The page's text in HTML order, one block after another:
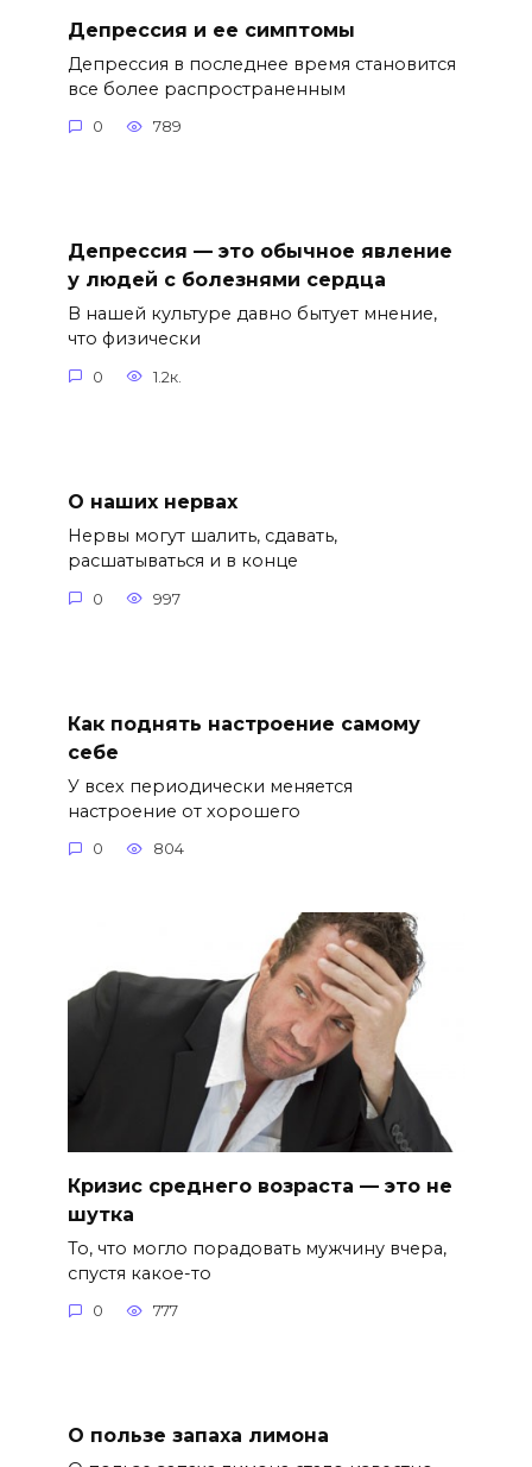
Депрессия и ее симптомы
Депрессия в последнее время становится
все более распространенным
0 789
Депрессия — это обычное явление
у людей с болезнями сердца
В нашей культуре давно бытует мнение,
что физически
0 1.2к.
О наших нервах
Нервы могут шалить, сдавать,
расшатываться и в конце
0 997
Как поднять настроение самому
себе
У всех периодически меняется
настроение от хорошего
0 804
Кризис среднего возраста — это не
шутка
То, что могло порадовать мужчину вчера,
спустя какое-то
0 777
О пользе запаха лимона